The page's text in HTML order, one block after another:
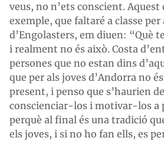
veus, no n’ets conscient.
exemple, que faltaré a classe
d’Engolasters, em diuen: “Què
i realment no és això. Costa
persones que no estan dins
que per als joves d’Andorra no
present, i penso que s’haurien
conscienciar-los i motivar-los a
perquè al final és una tradició
els joves, i si no ho fan ells, es